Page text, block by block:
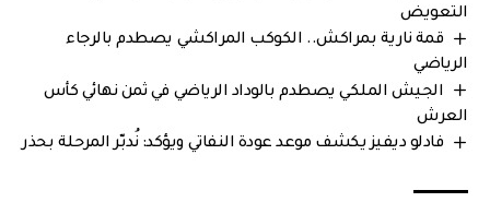
التعويض
قمة نارية بمراكش.. الكوكب المراكشي يصطدم بالرجاء
الرياضي
الجيش الملكي يصطدم بالوداد الرياضي في ثمن نهائي كأس
العرش
فادلو ديفيز يكشف موعد عودة النفاتي ويؤكد: نُدبّر المرحلة بحذر